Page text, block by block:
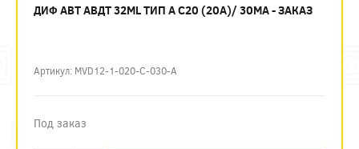
ДИФ АВТ АВДТ 32ML ТИП А C20 (20А)/ 30МА - ЗАКАЗ
Артикул: MVD12-1-020-C-030-A
Под заказ